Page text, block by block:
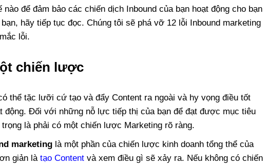
để đảm bảo các chiến dịch Inbound của bạn hoạt động cho bạn
hãy tiếp tục đọc. Chúng tôi sẽ phá vỡ 12 lỗi Inbound marketing
lỗi.
chiến lược
thể tặc lưỡi cứ tạo và đẩy Content ra ngoài và hy vọng điều tốt
động. Đối với những nỗ lực tiếp thị của bạn để đạt được mục tiêu
trọng là phải có một chiến lược Marketing rõ ràng.
marketing là một phần của chiến lược kinh doanh tổng thể của
giản làtạo Content và xem điều gì sẽ xảy ra. Nếu không có chiến